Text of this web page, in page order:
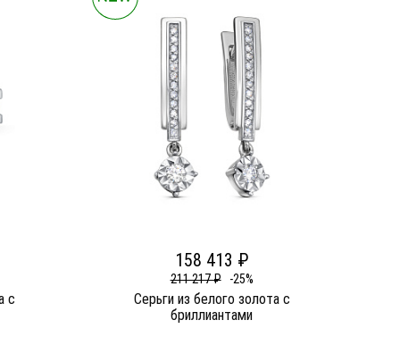
c
158 413 ₽
211 217 ₽ -25%
Серьги из белого золота c
бриллиантами